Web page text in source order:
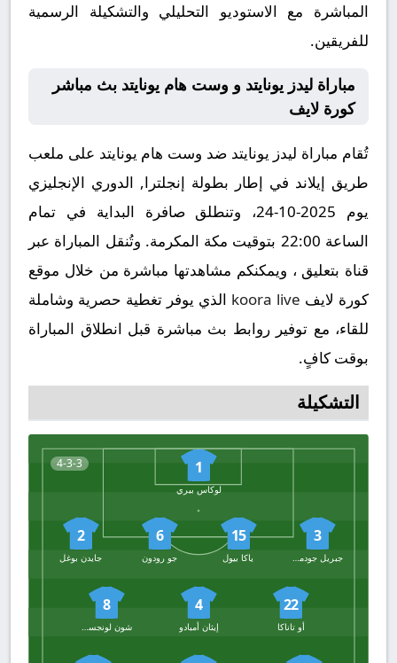
المباشرة مع الاستوديو التحليلي والتشكيلة الرسمية
للفريقين.
مباراة ليدز يونايتد و وست هام يونايتد بث مباشر
كورة لايف
تُقام مباراة ليدز يونايتد ضد وست هام يونايتد على ملعب
طريق إيلاند في إطار بطولة إنجلترا, الدوري الإنجليزي
يوم 2025-10-24، وتنطلق صافرة البداية في تمام
الساعة 22:00 بتوقيت مكة المكرمة. وتُنقل المباراة عبر
قناة بتعليق ، ويمكنكم مشاهدتها مباشرة من خلال موقع
كورة لايف koora live الذي يوفر تغطية حصرية وشاملة
للقاء، مع توفير روابط بث مباشرة قبل انطلاق المباراة
بوقت كافٍ.
التشكيلة
4-3-3 1
لوكاس بيري
3
جبريل جودموندسون
15
ياكا بيول
6
جو رودون
2
جايدن بوغل
22
أو تاناكا
4
إيثان أمبادو
8